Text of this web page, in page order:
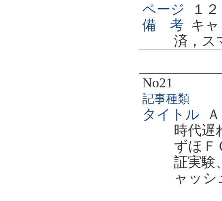
ページ
１
備 考 キ
済，ス
No21
記事種類
タイトル
時代
ずほＦ
証実験
ャッシ